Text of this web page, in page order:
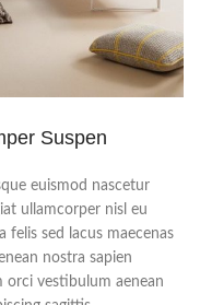
Suspen
euismod nascetur
ullamcorper nisl eu
felis sed lacus maecenas
nostra sapien
vestibulum aenean